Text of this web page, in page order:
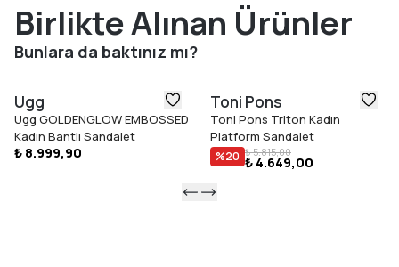
Birlikte Alınan Ürünler
Bunlara da baktınız mı?
Ugg
Ugg GOLDENGLOW EMBOSSED
Kadın Bantlı Sandalet
₺ 8.999,90
Toni Pons
Toni Pons Triton Kadın
Platform Sandalet
%20 ₺ 5.815,00
₺ 4.649,00